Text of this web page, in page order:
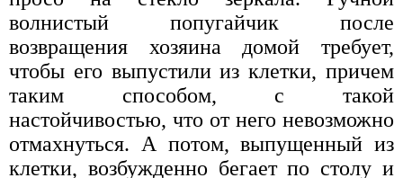
волнистый попугайчик после
возвращения хозяина домой требует,
чтобы его выпустили из клетки, причем
таким способом, с такой
настойчивостью, что от него невозможно
отмахнуться. А потом, выпущенный из
клетки, возбужденно бегает по столу и